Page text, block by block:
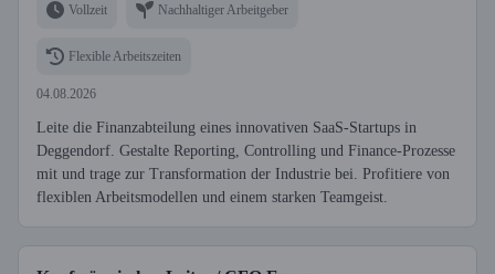
Vollzeit Nachhaltiger Arbeitgeber
Flexible Arbeitszeiten
04.08.2026
Leite die Finanzabteilung eines innovativen SaaS-Startups in
Deggendorf. Gestalte Reporting, Controlling und Finance-Prozesse
mit und trage zur Transformation der Industrie bei. Profitiere von
flexiblen Arbeitsmodellen und einem starken Teamgeist.